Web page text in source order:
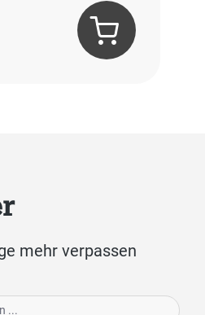
mehr verpassen